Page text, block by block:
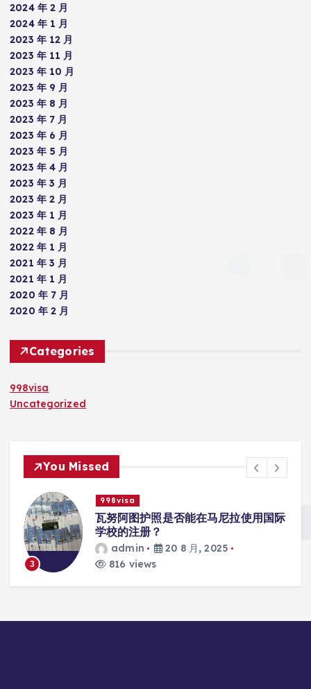
2024 年 2 月
2024 年 1 月
2023 年 12 月
2023 年 11 月
2023 年 10 月
2023 年 9 月
2023 年 8 月
2023 年 7 月
2023 年 6 月
2023 年 5 月
2023 年 4 月
2023 年 3 月
2023 年 2 月
2023 年 1 月
2022 年 8 月
2022 年 1 月
2021 年 3 月
2021 年 1 月
2020 年 7 月
2020 年 2 月
Categories
998visa
Uncategorized
You Missed
3
998visa
瓦努阿图护照是否能在马尼拉使用国际
学校的注册？
admin
20 8 月, 2025
816 views